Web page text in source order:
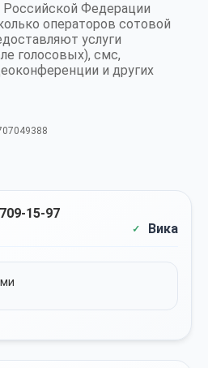
Федерации
операторов сотовой
услуги
голосовых), смс,
и других
15-97
Вика